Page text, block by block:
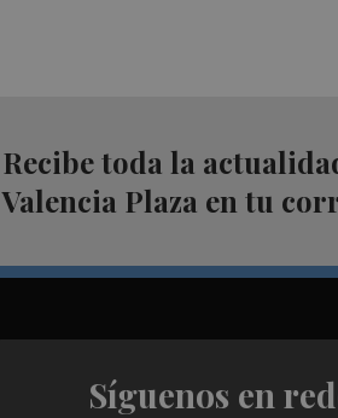
Recibe toda la
Valencia Plaza en tu
Síguenos en